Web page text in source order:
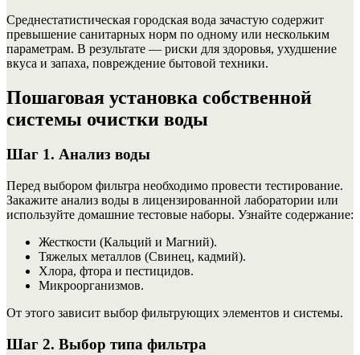
Среднестатистическая городская вода зачастую содержит
превышение санитарных норм по одному или нескольким
параметрам. В результате — риски для здоровья, ухудшение
вкуса и запаха, повреждение бытовой техники.
Пошаговая установка собственной
системы очистки воды
Шаг 1. Анализ воды
Перед выбором фильтра необходимо провести тестирование.
Закажите анализ воды в лицензированной лаборатории или
используйте домашние тестовые наборы. Узнайте содержание:
Жесткости (Кальций и Магний).
Тяжелых металлов (Свинец, кадмий).
Хлора, фтора и пестицидов.
Микроорганизмов.
От этого зависит выбор фильтрующих элементов и системы.
Шаг 2. Выбор типа фильтра